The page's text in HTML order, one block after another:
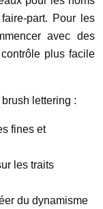
part. Pour les
avec des
plus facile
lettering :
fines et
les traits
du dynamisme